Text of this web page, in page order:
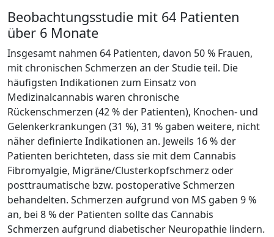
Beobachtungsstudie mit 64 Patienten
über 6 Monate
Insgesamt nahmen 64 Patienten, davon 50 % Frauen,
mit chronischen Schmerzen an der Studie teil. Die
häufigsten Indikationen zum Einsatz von
Medizinalcannabis waren chronische
Rückenschmerzen (42 % der Patienten), Knochen- und
Gelenkerkrankungen (31 %), 31 % gaben weitere, nicht
näher definierte Indikationen an. Jeweils 16 % der
Patienten berichteten, dass sie mit dem Cannabis
Fibromyalgie, Migräne/Clusterkopfschmerz oder
posttraumatische bzw. postoperative Schmerzen
behandelten. Schmerzen aufgrund von MS gaben 9 %
an, bei 8 % der Patienten sollte das Cannabis
Schmerzen aufgrund diabetischer Neuropathie lindern.